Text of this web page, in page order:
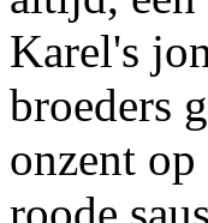
Karel's
broeders
onzent
roode